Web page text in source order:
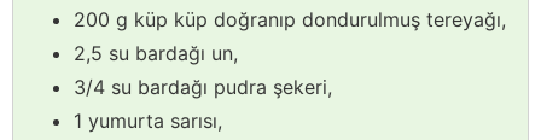
200 g küp küp doğranıp dondurulmuş tereyağı,
2,5 su bardağı un,
3/4 su bardağı pudra şekeri,
1 yumurta sarısı,